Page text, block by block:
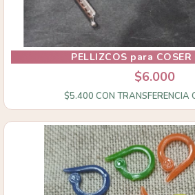
PELLIZCOS para
$6.000
$5.400 CON TRANSFERENCIA